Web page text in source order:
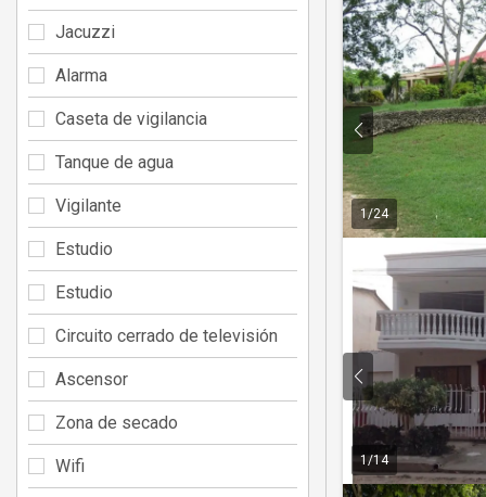
1/24
1 /14
Jacuzzi
Alarma
Caseta de vigilancia
Tanque de agua
Vigilante
Estudio
Estudio
Circuito cerrado de televisión
Ascensor
Zona de secado
Wifi